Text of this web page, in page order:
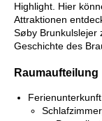
Highlight. Hier
Attraktionen
Søby Brunkulslejer
Geschichte des
Raumaufteilung
Ferienunterkunft